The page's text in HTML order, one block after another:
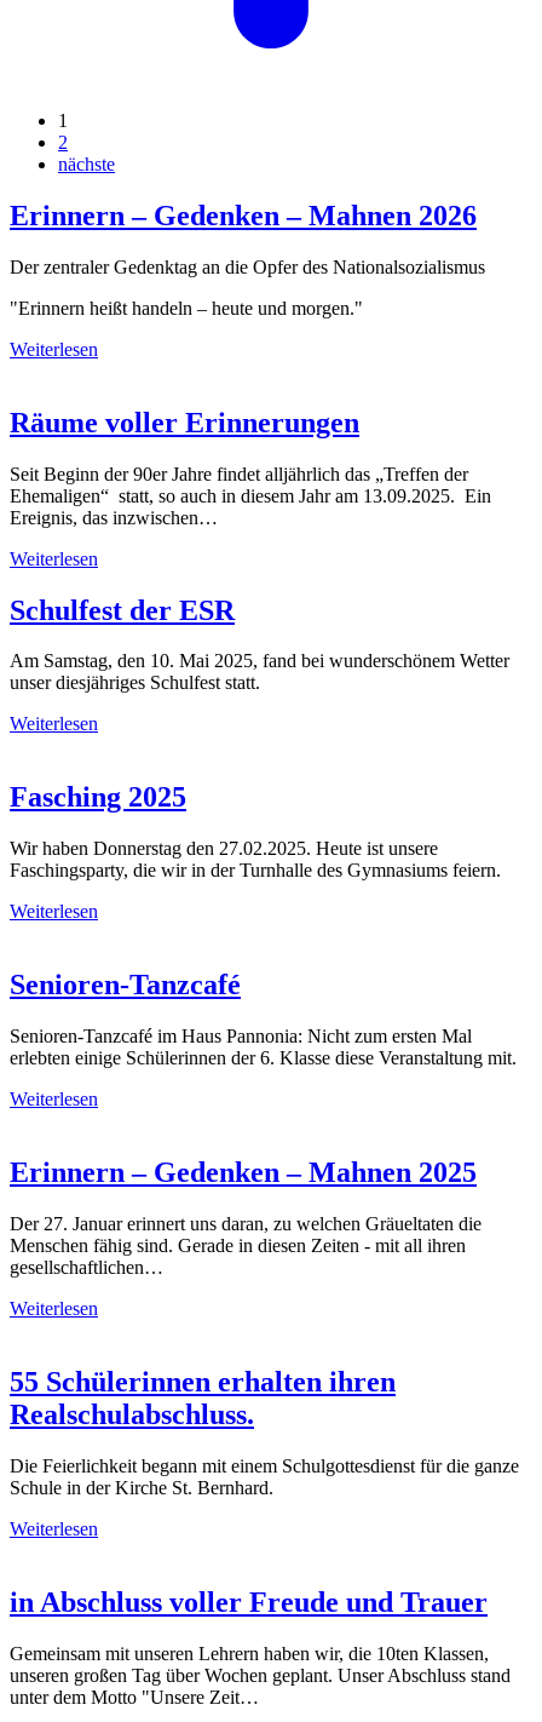
1
2
nächste
Erinnern – Gedenken – Mahnen 2026
Der zentraler Gedenktag an die Opfer des Nationalsozialismus
"Erinnern heißt handeln – heute und morgen."
Weiterlesen
Räume voller Erinnerungen
Seit Beginn der 90er Jahre findet alljährlich das „Treffen der
Ehemaligen“ statt, so auch in diesem Jahr am 13.09.2025. Ein
Ereignis, das inzwischen…
Weiterlesen
Schulfest der ESR
Am Samstag, den 10. Mai 2025, fand bei wunderschönem Wetter
unser diesjähriges Schulfest statt.
Weiterlesen
Fasching 2025
Wir haben Donnerstag den 27.02.2025. Heute ist unsere
Faschingsparty, die wir in der Turnhalle des Gymnasiums feiern.
Weiterlesen
Senioren-Tanzcafé
Senioren-Tanzcafé im Haus Pannonia: Nicht zum ersten Mal
erlebten einige Schülerinnen der 6. Klasse diese Veranstaltung mit.
Weiterlesen
Erinnern – Gedenken – Mahnen 2025
Der 27. Januar erinnert uns daran, zu welchen Gräueltaten die
Menschen fähig sind. Gerade in diesen Zeiten - mit all ihren
gesellschaftlichen…
Weiterlesen
55 Schülerinnen erhalten ihren
Realschulabschluss.
Die Feierlichkeit begann mit einem Schulgottesdienst für die ganze
Schule in der Kirche St. Bernhard.
Weiterlesen
in Abschluss voller Freude und Trauer
Gemeinsam mit unseren Lehrern haben wir, die 10ten Klassen,
unseren großen Tag über Wochen geplant. Unser Abschluss stand
unter dem Motto "Unsere Zeit…